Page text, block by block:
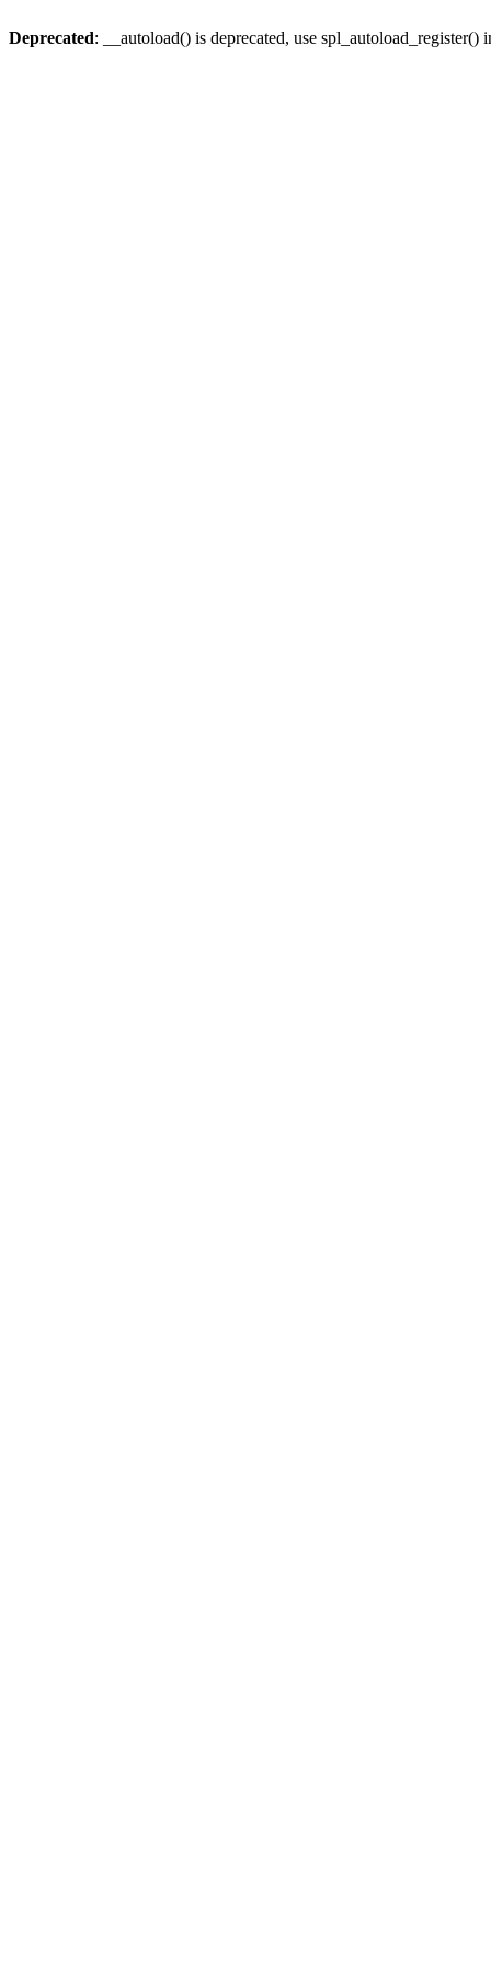
Deprecated: __autoload() is deprecated, use spl_autoload_register()